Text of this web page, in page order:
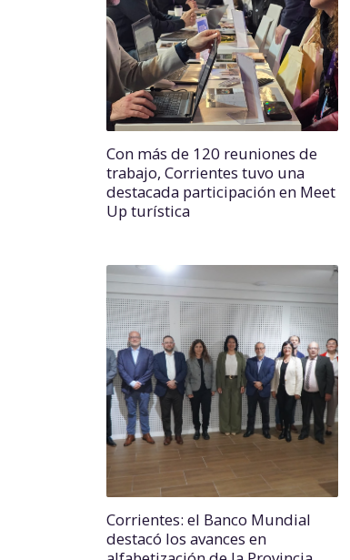
Con más de 120 reuniones de
trabajo, Corrientes tuvo una
destacada participación en Meet
Up turística
Corrientes: el Banco Mundial
destacó los avances en